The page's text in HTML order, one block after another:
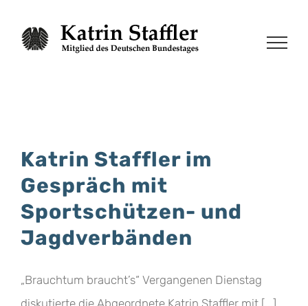
Inhalt
Katrin Staffler im
Gespräch mit
Sportschützen- und
Jagdverbänden
„Brauchtum braucht’s“ Vergangenen Dienstag
diskutierte die Abgeordnete Katrin Staffler mit [...]